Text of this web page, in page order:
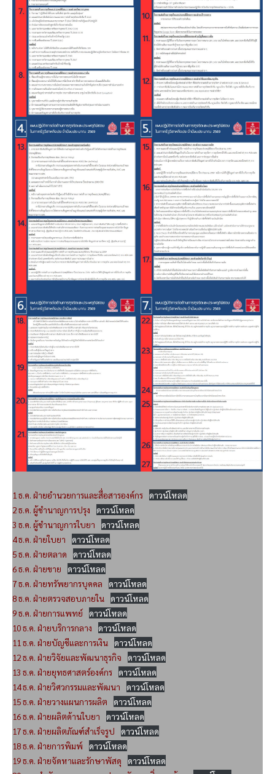
1 ธ.ค. ฝ่ายอำนวยการและสื่อสารองค์กร
ดาวน์โหลด
2 ธ.ค. ผู้ชำนาญการปรุง
ดาวน์โหลด
3 ธ.ค. ผู้ชำนาญการใบยา
ดาวน์โหลด
4 ธ.ค. ฝ่ายใบยา
ดาวน์โหลด
5 ธ.ค. ฝ่ายตลาด
ดาวน์โหลด
6 ธ.ค. ฝ่ายขาย
ดาวน์โหลด
7 ธ.ค. ฝ่ายทรัพยากรบุคคล
ดาวน์โหลด
8 ธ.ค. ฝ่ายตรวจสอบภายใน
ดาวน์โหลด
9 ธ.ค. ฝ่ายการแพทย์
ดาวน์โหลด
10 ธ.ค. ฝ่ายบริการกลาง
ดาวน์โหลด
11 ธ.ค. ฝ่ายบัญชีและการเงิน
ดาวน์โหลด
12 ธ.ค. ฝ่ายวิจัยและพัฒนาธุรกิจ
ดาวน์โหลด
13 ธ.ค. ฝ่ายยุทธศาสตร์องค์กร
ดาวน์โหลด
14 ธ.ค. ฝ่ายวิศวกรรมและพัฒนา
ดาวน์โหลด
15 ธ.ค. ฝ่ายวางแผนการผลิต
ดาวน์โหลด
16 ธ.ค. ฝ่ายผลิตด้านใบยา
ดาวน์โหลด
17 ธ.ค. ฝ่ายผลิตภัณฑ์สำเร็จรูป
ดาวน์โหลด
18 ธ.ค. ฝ่ายการพิมพ์
ดาวน์โหลด
19 ธ.ค. ฝ่ายจัดหาและรักษาพัสดุ
ดาวน์โหลด